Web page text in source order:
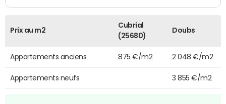
Prix au m2
Cubrial
(25680)
Doubs
Appartements anciens 875 €/m2 2 048 €/m2
Appartements neufs 3 855 €/m2